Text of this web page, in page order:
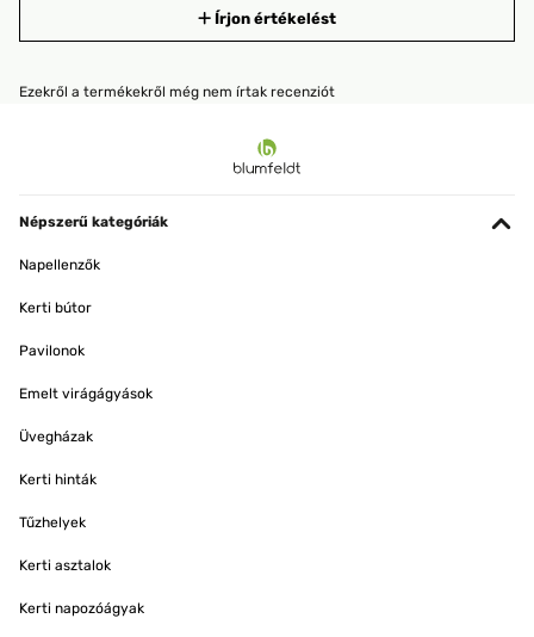
Írjon értékelést
Ezekről a termékekről még nem írtak recenziót
Népszerű kategóriák
Napellenzők
Kerti bútor
Pavilonok
Emelt virágágyások
Üvegházak
Kerti hinták
Tűzhelyek
Kerti asztalok
Kerti napozóágyak